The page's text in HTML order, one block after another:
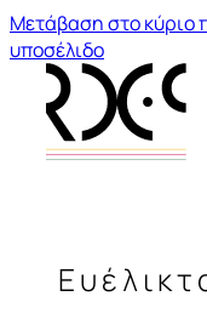
Μετάβαση στο κύριο
υποσέλιδο